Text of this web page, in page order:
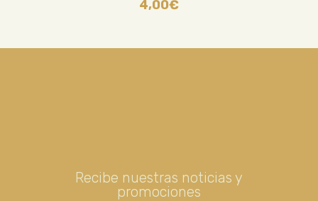
4,00€
Recibe nuestras noticias y
promociones